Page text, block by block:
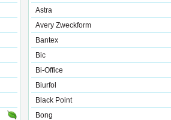
Astra
Avery Zweckform
Bantex
Bic
Bi-Office
Biurfol
Black Point
Bong